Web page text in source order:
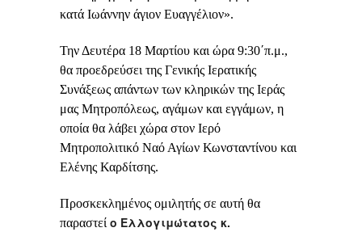
κατά Ιωάννην άγιον Ευαγγέλιον».
Την Δευτέρα 18 Μαρτίου και ώρα 9:30΄π.μ.,
θα προεδρεύσει της Γενικής Ιερατικής
Συνάξεως απάντων των κληρικών της Ιεράς
μας Μητροπόλεως, αγάμων και εγγάμων, η
οποία θα λάβει χώρα στον Ιερό
Μητροπολιτικό Ναό Αγίων Κωνσταντίνου και
Ελένης Καρδίτσης.
Προσκεκλημένος ομιλητής σε αυτή θα
παραστεί ο Ελλογιμώτατος κ.